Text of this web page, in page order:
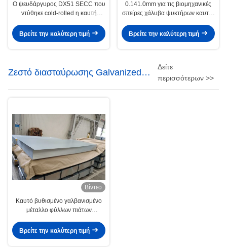
Ο ψευδάργυρος DX51 SECC που
ντύθηκε cold-rolled η καυτή
Βρείτε την καλύτερη τιμή
0.141.0mm για τις βιομηχανικές
σπείρες χάλυβα ψυκτήρων καυτές
Βρείτε την καλύτερη τιμή
Ζεστό διασταύρωσης Galvanized
φύλλο χάλυβα
Δείτε
περισσότερων >>
Βίντεο
Καυτό βυθισμένο γαλβανισμένο
μέταλλο φύλλων πιάτων
επιστρώματος ψευδάργυρου G90
Βρείτε την καλύτερη τιμή